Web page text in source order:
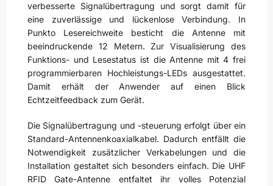
verbesserte Signalübertragung und sorgt damit für
eine zuverlässige und lückenlose Verbindung. In
Punkto Lesereichweite besticht die Antenne mit
beeindruckende 12 Metern. Zur Visualisierung des
Funktions- und Lesestatus ist die Antenne mit 4 frei
programmierbaren Hochleistungs-LEDs ausgestattet.
Damit erhält der Anwender auf einen Blick
Echtzeitfeedback zum Gerät.
Die Signalübertragung und -steuerung erfolgt über ein
Standard-Antennenkoaxialkabel. Dadurch entfällt die
Notwendigkeit zusätzlicher Verkabelungen und die
Installation gestaltet sich besonders einfach. Die UHF
RFID Gate-Antenne entfaltet ihr volles Potenzial